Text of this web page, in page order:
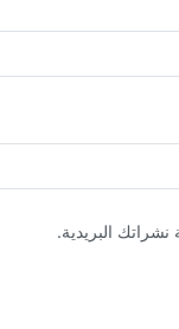
البريدية.